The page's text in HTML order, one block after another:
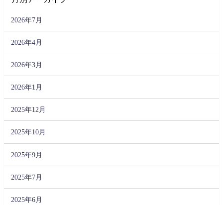
2026年7月
2026年4月
2026年3月
2026年1月
2025年12月
2025年10月
2025年9月
2025年7月
2025年6月